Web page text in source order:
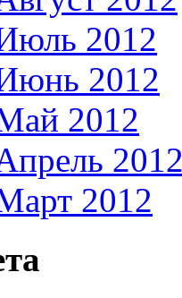
2012
2012
2012
2012
2012